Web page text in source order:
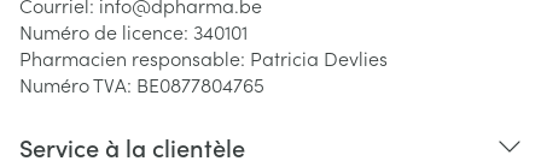
Numéro de licence: 340101
Pharmacien responsable: Patricia Devlies
Numéro TVA: BE0877804765
Service à la clientèle